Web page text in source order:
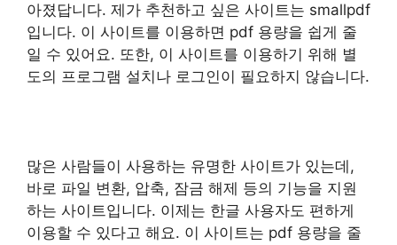
아졌답니다. 제가 추천하고 싶은 사이트는 smallpdf
입니다. 이 사이트를 이용하면 pdf 용량을 쉽게 줄
일 수 있어요. 또한, 이 사이트를 이용하기 위해 별
도의 프로그램 설치나 로그인이 필요하지 않습니다.
많은 사람들이 사용하는 유명한 사이트가 있는데,
바로 파일 변환, 압축, 잠금 해제 등의 기능을 지원
하는 사이트입니다. 이제는 한글 사용자도 편하게
이용할 수 있다고 해요. 이 사이트는 pdf 용량을 줄